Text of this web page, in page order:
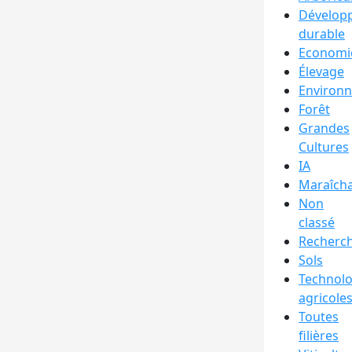
durable
Élevage
Forêt
Grandes
Cultures
IA
Non
classé
Sols
agricoles
Toutes
filières